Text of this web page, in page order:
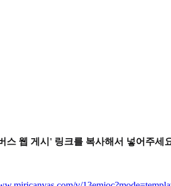
스 웹 게시' 링크를 복사해서 넣어주세